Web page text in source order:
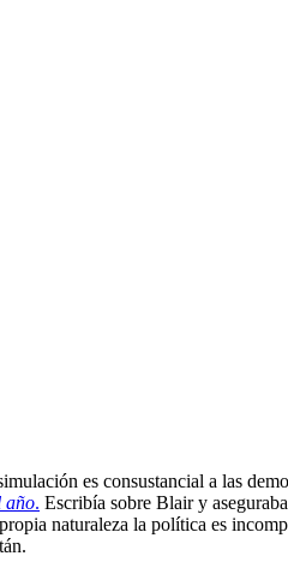
es consustancial a las
año. Escribía sobre Blair y
naturaleza la política es